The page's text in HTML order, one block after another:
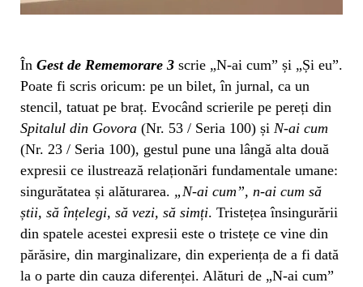
În Gest de Rememorare 3 scrie „N-ai cum” și „Și eu”.
Poate fi scris oricum: pe un bilet, în jurnal, ca un
stencil, tatuat pe braț. Evocând scrierile pe pereți din
Spitalul din Govora (Nr. 53 / Seria 100) și N-ai cum
(Nr. 23 / Seria 100), gestul pune una lângă alta două
expresii ce ilustrează relaționări fundamentale umane:
singurătatea și alăturarea. „N-ai cum”, n-ai cum să
știi, să înțelegi, să vezi, să simți. Tristețea însingurării
din spatele acestei expresii este o tristețe ce vine din
părăsire, din marginalizare, din experiența de a fi dată
la o parte din cauza diferenței. Alături de „N-ai cum”